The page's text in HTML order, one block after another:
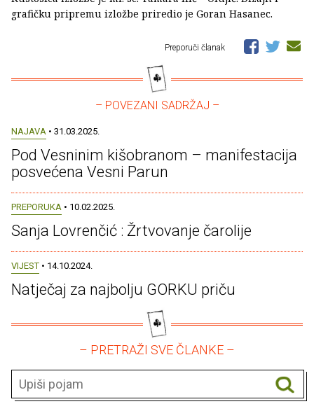
grafičku pripremu izložbe priredio je Goran Hasanec.
Preporuči članak
– POVEZANI SADRŽAJ –
NAJAVA • 31.03.2025.
Pod Vesninim kišobranom – manifestacija
posvećena Vesni Parun
PREPORUKA • 10.02.2025.
Sanja Lovrenčić : Žrtvovanje čarolije
VIJEST • 14.10.2024.
Natječaj za najbolju GORKU priču
– PRETRAŽI SVE ČLANKE –